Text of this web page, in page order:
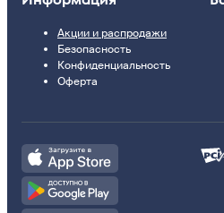
Акции и распродажи
Безопасность
Конфиденциальность
Оферта